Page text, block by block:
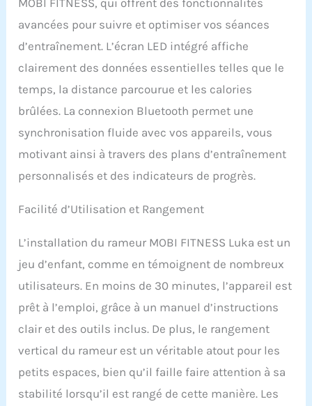
articulations. Un seul
appareil suffit pour un
travail complet !
【Silencieux et compact
pour la maison】: Son
système de freinage
fonctionne avec un bruit
inférieur à 20 dB (idéal
en appartement). Pliable
et équipé de roulettes, il
ne prend que 0,3 m² une
fois rangé et se déplace
les petits espaces !
& écran LED】:
Connectez-vous en
Bluetooth à l’app
Kinomap pour des
parcours virtuels, cours
réel. L’écran LED affiche
toutes les données
distance, calories,
cadence et nombre de
avancées pour suivre et optimiser vos séances
d’entraînement. L’écran LED intégré affiche
clairement des données essentielles telles que le
temps, la distance parcourue et les calories
brûlées. La connexion Bluetooth permet une
synchronisation fluide avec vos appareils, vous
motivant ainsi à travers des plans d’entraînement
personnalisés et des indicateurs de progrès.
Facilité d’Utilisation et Rangement
L’installation du rameur MOBI FITNESS Luka est un
jeu d’enfant, comme en témoignent de nombreux
utilisateurs. En moins de 30 minutes, l’appareil est
prêt à l’emploi, grâce à un manuel d’instructions
clair et des outils inclus. De plus, le rangement
vertical du rameur est un véritable atout pour les
petits espaces, bien qu’il faille faire attention à sa
stabilité lorsqu’il est rangé de cette manière. Les